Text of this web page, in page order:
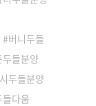
버니두들
들분양
두들분양
들다움